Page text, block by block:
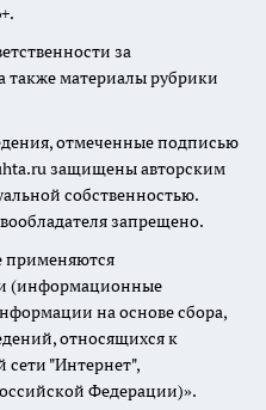
за
также материалы рубрики
отмеченные подписью
защищены авторским
собственностью.
запрещено.
применяются
(информационные
на основе сбора,
относящихся к
сети "Интернет",
Федерации)».